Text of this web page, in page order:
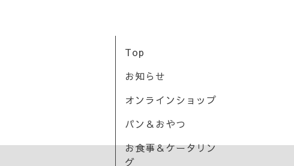
Top
お知らせ
オンラインショップ
パン＆おやつ
お食事＆ケータリン
グ